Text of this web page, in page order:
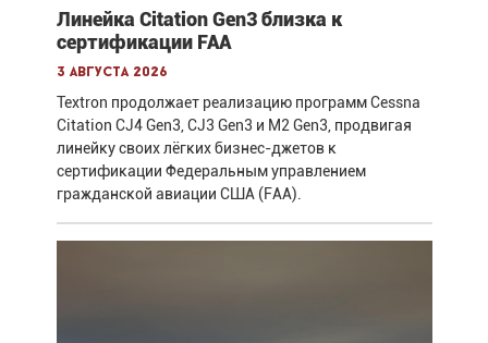
Линейка Citation Gen3 близка к
сертификации FAA
3 августа 2026
Textron продолжает реализацию программ Cessna
Citation CJ4 Gen3, CJ3 Gen3 и M2 Gen3, продвигая
линейку своих лёгких бизнес-джетов к
сертификации Федеральным управлением
гражданской авиации США (FAA).